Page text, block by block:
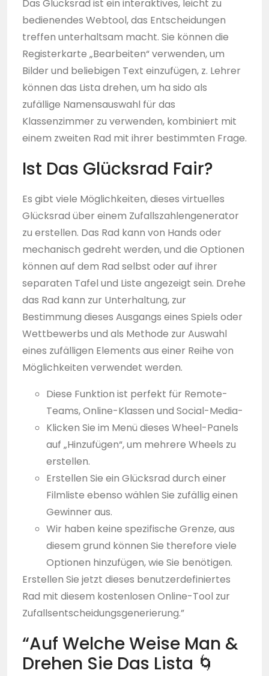
Das Glücksrad ist ein interaktives, leicht zu
bedienendes Webtool, das Entscheidungen
treffen unterhaltsam macht. Sie können die
Registerkarte „Bearbeiten“ verwenden, um
Bilder und beliebigen Text einzufügen, z. Lehrer
können das Lista drehen, um ha sido als
zufällige Namensauswahl für das
Klassenzimmer zu verwenden, kombiniert mit
einem zweiten Rad mit ihrer bestimmten Frage.
Ist Das Glücksrad Fair?
Es gibt viele Möglichkeiten, dieses virtuelles
Glücksrad über einem Zufallszahlengenerator
zu erstellen. Das Rad kann von Hands oder
mechanisch gedreht werden, und die Optionen
können auf dem Rad selbst oder auf ihrer
separaten Tafel und Liste angezeigt sein. Drehe
das Rad kann zur Unterhaltung, zur
Bestimmung dieses Ausgangs eines Spiels oder
Wettbewerbs und als Methode zur Auswahl
eines zufälligen Elements aus einer Reihe von
Möglichkeiten verwendet werden.
Diese Funktion ist perfekt für Remote-
Teams, Online-Klassen und Social-Media-
Klicken Sie im Menü dieses Wheel-Panels
auf „Hinzufügen“, um mehrere Wheels zu
erstellen.
Erstellen Sie ein Glücksrad durch einer
Filmliste ebenso wählen Sie zufällig einen
Gewinner aus.
Wir haben keine spezifische Grenze, aus
diesem grund können Sie therefore viele
Optionen hinzufügen, wie Sie benötigen.
Erstellen Sie jetzt dieses benutzerdefiniertes
Rad mit diesem kostenlosen Online-Tool zur
Zufallsentscheidungsgenerierung.”
“Auf Welche Weise Man &
Drehen Sie Das Lista 🌀